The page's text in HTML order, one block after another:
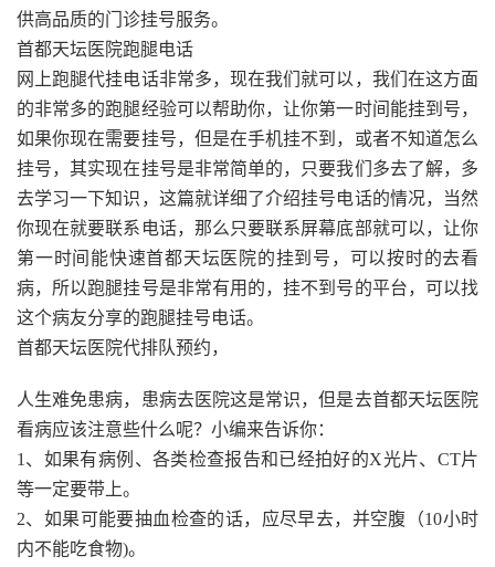
供高品质的门诊挂号服务。
首都天坛医院跑腿电话
网上跑腿代挂电话非常多，现在我们就可以，我们在这方面
的非常多的跑腿经验可以帮助你，让你第一时间能挂到号，
如果你现在需要挂号，但是在手机挂不到，或者不知道怎么
挂号，其实现在挂号是非常简单的，只要我们多去了解，多
去学习一下知识，这篇就详细了介绍挂号电话的情况，当然
你现在就要联系电话，那么只要联系屏幕底部就可以，让你
第一时间能快速首都天坛医院的挂到号，可以按时的去看
病，所以跑腿挂号是非常有用的，挂不到号的平台，可以找
这个病友分享的跑腿挂号电话。
首都天坛医院代排队预约，
人生难免患病，患病去医院这是常识，但是去首都天坛医院
看病应该注意些什么呢？小编来告诉你：
1、如果有病例、各类检查报告和已经拍好的X光片、CT片
等一定要带上。
2、如果可能要抽血检查的话，应尽早去，并空腹（10小时
内不能吃食物)。